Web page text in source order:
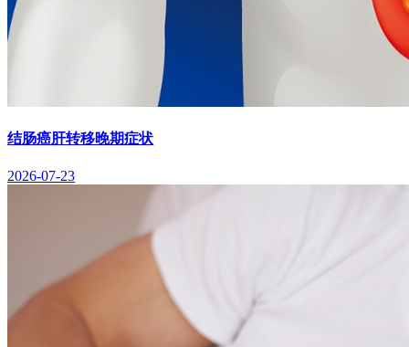
结肠癌肝转移晚期症状
2026-07-23